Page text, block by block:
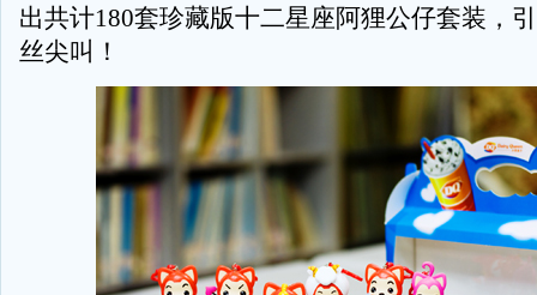
出共计180套珍藏版十二星座阿狸公仔套装，
丝尖叫！